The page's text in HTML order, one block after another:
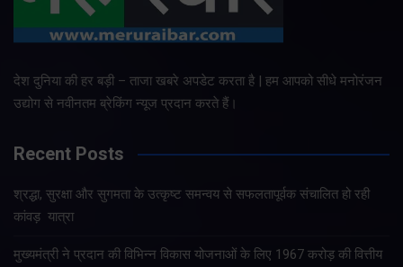
देश दुनिया की हर बड़ी – ताजा खबरे अपडेट करता है | हम आपको सीधे मनोरंजन
उद्योग से नवीनतम ब्रेकिंग न्यूज प्रदान करते हैं।
Recent Posts
श्रद्धा, सुरक्षा और सुगमता के उत्कृष्ट समन्वय से सफलतापूर्वक संचालित हो रही
कांवड़ यात्रा
मुख्यमंत्री ने प्रदान की विभिन्न विकास योजनाओं के लिए 1967 करोड़ की वित्तीय